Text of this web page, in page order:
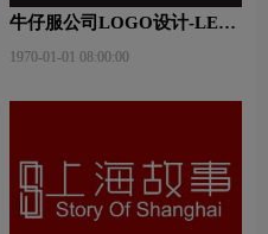
牛仔服公司LOGO设计-LEE
1970-01-01 08:00:00